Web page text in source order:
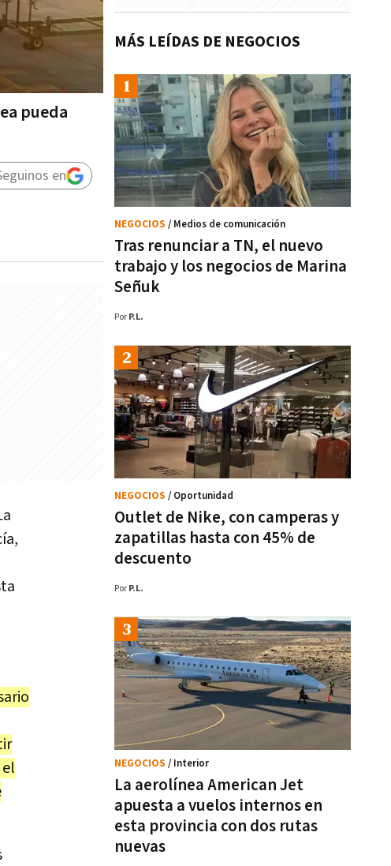
pueda
en
MÁS LEÍDAS DE NEGOCIOS
Tras renunciar a TN, el nuevo
trabajo y los negocios de Marina
Señuk
NEGOCIOS / Medios de comunicación
Por P.L.
Outlet de Nike, con camperas y
zapatillas hasta con 45% de
descuento
NEGOCIOS / Oportunidad
Por P.L.
La aerolínea American Jet
apuesta a vuelos internos en
esta provincia con dos rutas
nuevas
NEGOCIOS / Interior